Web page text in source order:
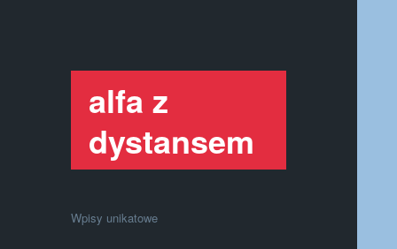
alfa z
dystansem
Wpisy unikatowe